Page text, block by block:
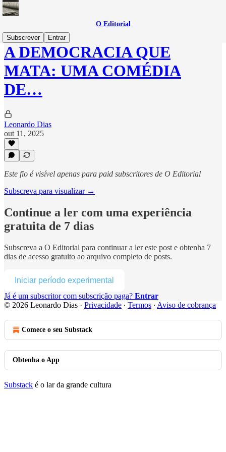
O Editorial
Subscrever
Entrar
A DEMOCRACIA QUE
MATA: UMA COMÉDIA
DE…
Leonardo Dias
out 11, 2025
Este fio é visível apenas para paid subscritores de O Editorial
Subscreva para visualizar →
Continue a ler com uma experiência
gratuita de 7 dias
Subscreva a O Editorial para continuar a ler este post e obtenha 7
dias de acesso gratuito ao arquivo completo de posts.
Iniciar período experimental
Já é um subscritor com subscrição paga? Entrar
© 2026 Leonardo Dias · Privacidade ∙ Termos ∙ Aviso de cobrança
Comece o seu Substack
Obtenha o App
Substack é o lar da grande cultura